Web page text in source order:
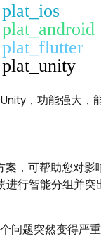
plat_ios
plat_android
plat_flutter
plat_unity
，功能强大，
，可帮助您对
进行智能分组并突
问题突然变得严